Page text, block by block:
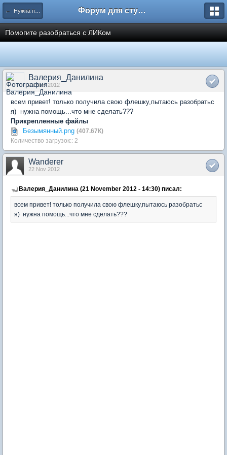
← Нужна помощь Форум для студента СГА
Помогите разобраться с ЛИКом
Валерия_Данилина
21 Nov 2012
всем привет! только получила свою флешку,пытаюсь разобратьс
я) нужна помощь...что мне сделать???
Прикрепленные файлы
Безымянный.png (407.67К)
Количество загрузок:: 2
Wanderer
22 Nov 2012
Валерия_Данилина (21 November 2012 - 14:30) писал:
всем привет! только получила свою флешку,пытаюсь разобратьс
я) нужна помощь...что мне сделать???